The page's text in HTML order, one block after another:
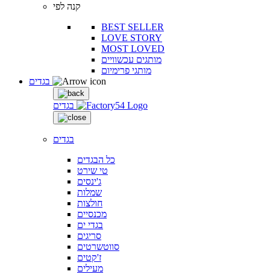
קנה לפי
BEST SELLER
LOVE STORY
MOST LOVED
מותגים עכשוויים
מותגי פרימיום
בגדים
בגדים
כל הבגדים
טי שירט
ג'ינסים
שמלות
חולצות
מכנסיים
בגדי ים
סריגים
סווטשרטים
ז'קטים
מעילים